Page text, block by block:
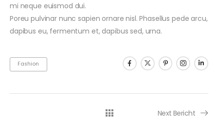
mi neque euismod dui.
Poreu pulvinar nunc sapien ornare nisl. Phasellus pede arcu,
dapibus eu, fermentum et, dapibus sed, urna.
Fashion
Next Bericht